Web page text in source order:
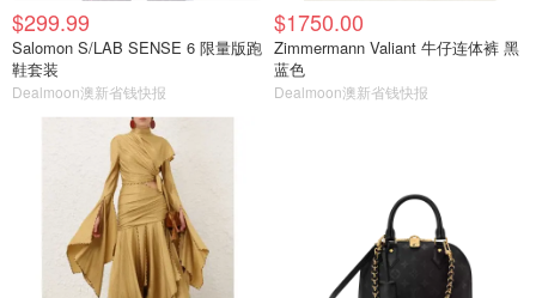
$299.99
Salomon S/LAB SENSE 6 限量版跑
鞋套装
Dealmoon澳新省钱快报
$1750.00
Zimmermann Valiant 牛仔连体裤 黑
蓝色
Dealmoon澳新省钱快报